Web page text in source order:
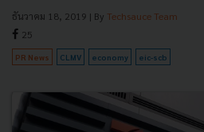
ธันวาคม 18, 2019 | By Techsauce Team
25
PR News CLMV economy eic-scb